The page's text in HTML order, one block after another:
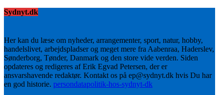
Sydnyt.dk
Her kan du læse om nyheder, arrangementer, sport, natur, hobby,
handelslivet, arbejdspladser og meget mere fra Aabenraa, Haderslev,
Sønderborg, Tønder, Danmark og den store vide verden. Siden
opdateres og redigeres af Erik Egvad Petersen, der er
ansvarshavende redaktør. Kontakt os på ep@sydnyt.dk hvis Du har
en god historie. persondatapolitik-hos-sydnyt-dk